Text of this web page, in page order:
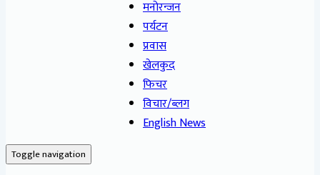
मनोरन्जन
पर्यटन
प्रवास
खेलकुद
फिचर
विचार/ब्लग
English News
Toggle navigation